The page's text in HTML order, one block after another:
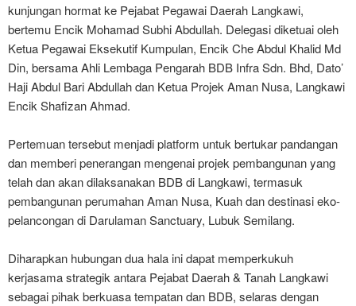
kunjungan hormat ke Pejabat Pegawai Daerah Langkawi,
bertemu Encik Mohamad Subhi Abdullah. Delegasi diketuai oleh
Ketua Pegawai Eksekutif Kumpulan, Encik Che Abdul Khalid Md
Din, bersama Ahli Lembaga Pengarah BDB Infra Sdn. Bhd, Dato’
Haji Abdul Bari Abdullah dan Ketua Projek Aman Nusa, Langkawi
Encik Shafizan Ahmad.
Pertemuan tersebut menjadi platform untuk bertukar pandangan
dan memberi penerangan mengenai projek pembangunan yang
telah dan akan dilaksanakan BDB di Langkawi, termasuk
pembangunan perumahan Aman Nusa, Kuah dan destinasi eko-
pelancongan di Darulaman Sanctuary, Lubuk Semilang.
Diharapkan hubungan dua hala ini dapat memperkukuh
kerjasama strategik antara Pejabat Daerah & Tanah Langkawi
sebagai pihak berkuasa tempatan dan BDB, selaras dengan